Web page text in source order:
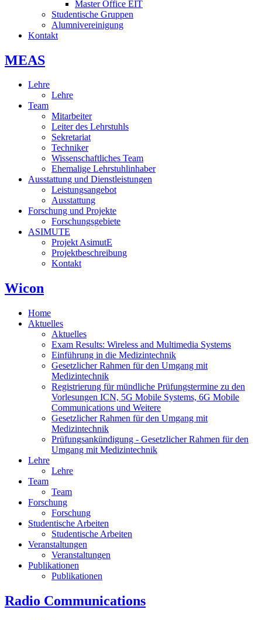
Master Office EIT
Studentische Gruppen
Alumnivereinigung
Kontakt
MEAS
Lehre
Lehre
Team
Mitarbeiter
Leiter des Lehrstuhls
Sekretariat
Techniker
Wissenschaftliches Team
Ehemalige Lehrstuhlinhaber
Ausstattung und Dienstleistungen
Leistungsangebot
Ausstattung
Forschung und Projekte
Forschungsgebiete
ASIMUTE
Projekt AsimutE
Projektbeschreibung
Kontakt
Wicon
Home
Aktuelles
Aktuelles
Exam Results: Wireless and Multimedia Systems
Einführung in die Medizintechnik
Gesetzlicher Rahmen für den Umgang mit
Medizintechnik
Registrierung für mündliche Prüfungstermine zu den
Vorlesungen ICN, 5G Mobile Systems, 6G Mobile
Communications und Weitere
Gesetzlicher Rahmen für den Umgang mit
Medizintechnik
Prüfungsankündigung - Gesetzlicher Rahmen für den
Umgang mit Medizintechnik
Lehre
Lehre
Team
Team
Forschung
Forschung
Studentische Arbeiten
Studentische Arbeiten
Veranstaltungen
Veranstaltungen
Publikationen
Publikationen
Radio Communications